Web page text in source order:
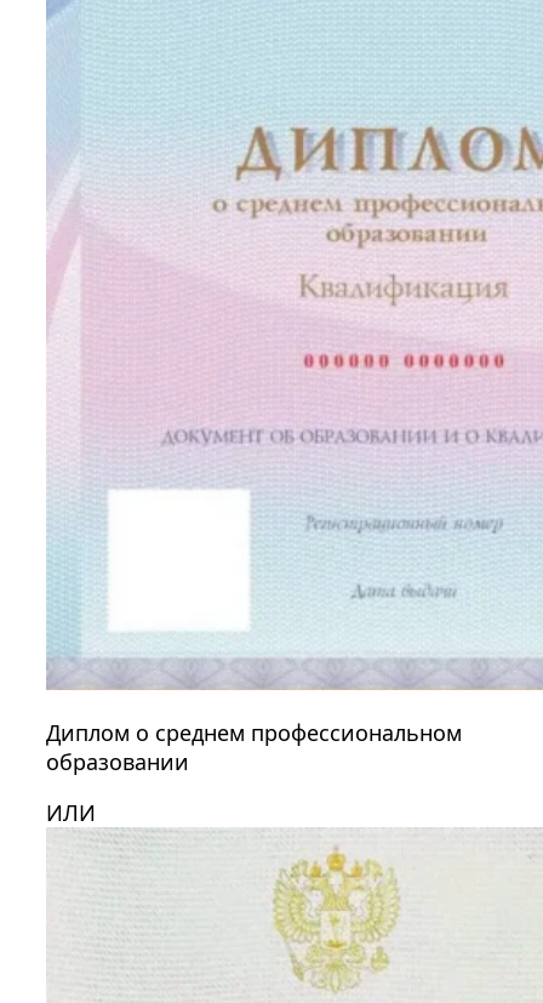
Диплом о среднем профессиональном
образовании
ИЛИ